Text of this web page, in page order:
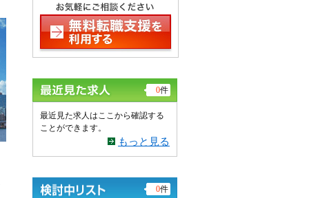
0件
最近見た求人はここから確認する
ことができます。
もっと見る
0件